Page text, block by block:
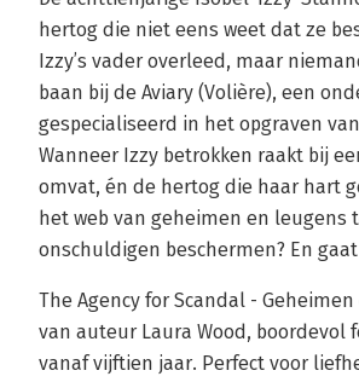
hertog die niet eens weet dat ze
Izzy’s vader overleed, maar
baan bij de Aviary (Volière), een
gespecialiseerd in het opgraven
Wanneer Izzy betrokken raakt bij
omvat, én de hertog die haar hart
het web van geheimen en
onschuldigen beschermen? En
The Agency for Scandal -
van auteur Laura Wood,
vanaf vijftien jaar. Perfect voor